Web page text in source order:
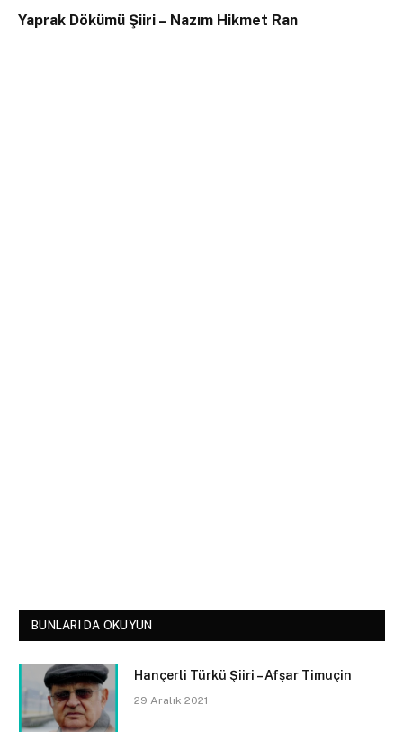
Yaprak Dökümü Şiiri – Nazım Hikmet Ran
BUNLARI DA OKUYUN
Hançerli Türkü Şiiri – Afşar Timuçin
29 Aralık 2021